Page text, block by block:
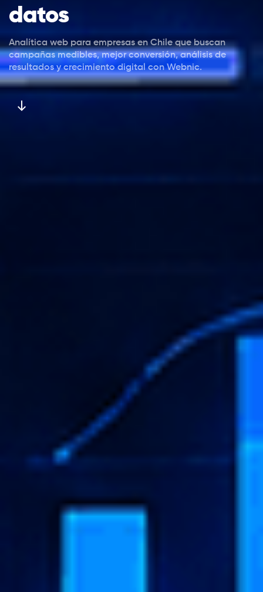
datos
Analítica web para empresas en Chile que buscan
campañas medibles, mejor conversión, análisis de
resultados y crecimiento digital con Webnic.